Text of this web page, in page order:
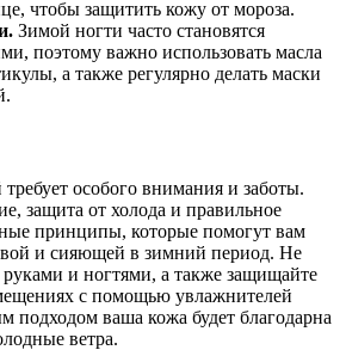
чтобы защитить кожу от мороза.
Зимой ногти часто становятся
поэтому важно использовать масла
а также регулярно делать маски
особого внимания и заботы.
защита от холода и правильное
принципы, которые помогут вам
и сияющей в зимний период. Не
руками и ногтями, а также защищайте
с помощью увлажнителей
подходом ваша кожа будет благодарна
ветра.